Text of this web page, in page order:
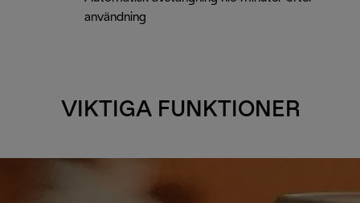
användning
VIKTIGA FUNKTIONER